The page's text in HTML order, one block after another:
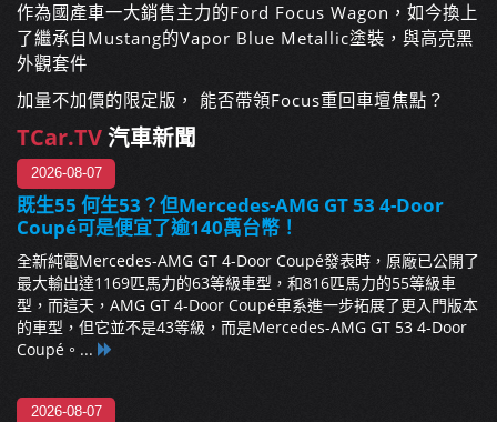
作為國產車一大銷售主力的Ford Focus Wagon，如今換上
了繼承自Mustang的Vapor Blue Metallic塗裝，與高亮黑
外觀套件
加量不加價的限定版， 能否帶領Focus重回車壇焦點？
TCar.TV汽車新聞
2026-08-07
既生55 何生53？但Mercedes-AMG GT 53 4-Door
Coupé可是便宜了逾140萬台幣！
全新純電Mercedes-AMG GT 4-Door Coupé發表時，原廠已公開了
最大輸出達1169匹馬力的63等級車型，和816匹馬力的55等級車
型，而這天，AMG GT 4-Door Coupé車系進一步拓展了更入門版本
的車型，但它並不是43等級，而是Mercedes-AMG GT 53 4-Door
Coupé。...
2026-08-07